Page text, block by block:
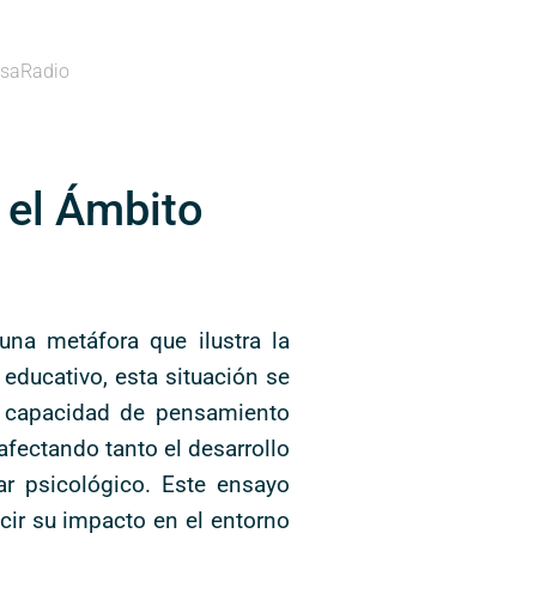
Ámbito
metáfora que ilustra la
esta situación se
de pensamiento
tanto el desarrollo
psicológico. Este ensayo
su impacto en el entorno